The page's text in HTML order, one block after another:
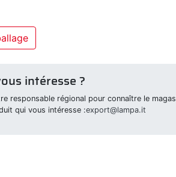
intéresse ?
responsable régional pour connaître le
qui vous intéresse :export@lampa.it